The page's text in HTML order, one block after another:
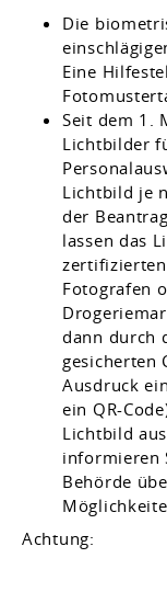
Die
Eine
Seit dem 1.
Lichtbilder
Lichtbild je
der
lassen das
Fotografen
dann durch
gesicherten
Ausdruck
ein QR-
Lichtbild
informieren
Behörde
Achtung: